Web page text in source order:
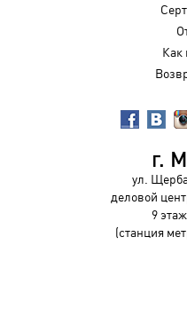
Как
г.
ул.
деловой
9
(станция